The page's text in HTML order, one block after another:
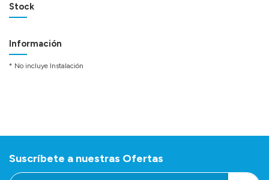
Stock
Información
* No incluye Instalación
Suscríbete a nuestras Ofertas